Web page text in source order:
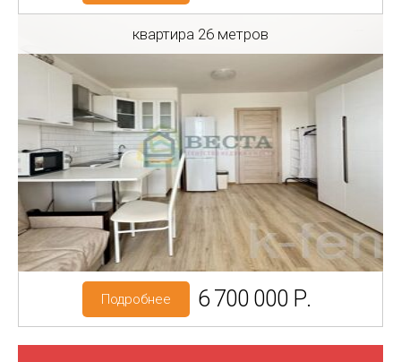
квартира 26 метров
Регион: Санкт-Петербург
Адрес: Пулковское ш, 42к6
Метро: Звёздная
Подробнее 6 700 000 Р.